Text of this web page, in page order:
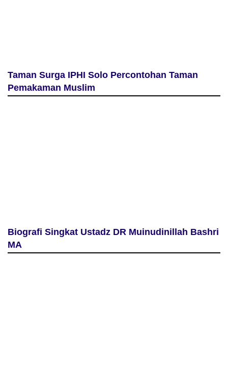
Taman Surga IPHI Solo Percontohan Taman
Pemakaman Muslim
Biografi Singkat Ustadz DR Muinudinillah Bashri
MA